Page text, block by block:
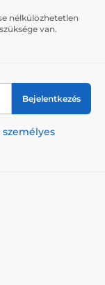
nélkülözhetetlen
van.
Bejelentkezés
személyes